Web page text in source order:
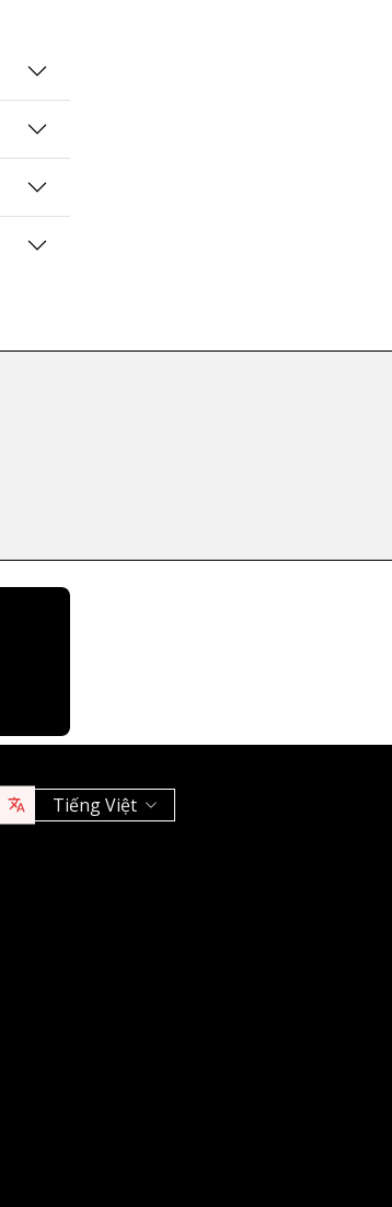
Tiếng Việt